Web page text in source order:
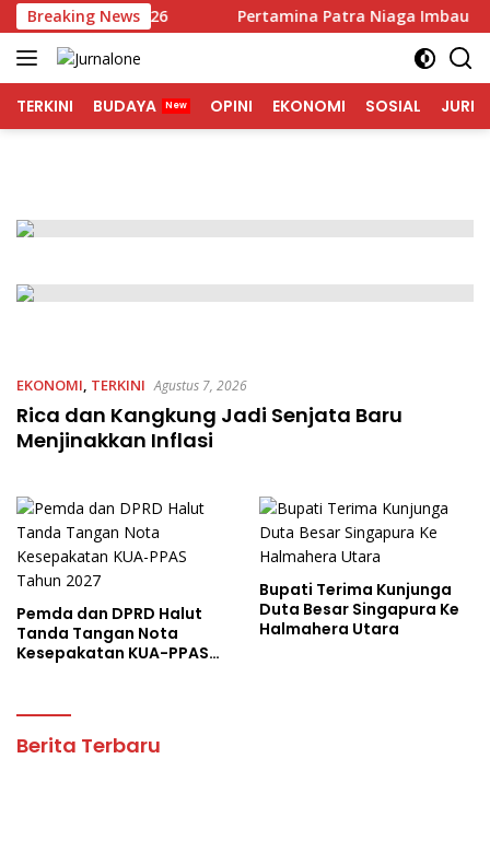
Langsung
ke
konten
Breaking News
ISRA 2026 Pertamina Patra Niaga Imbau
TERKINI BUDAYA OPINI EKONOMI SOSIAL
EKONOMI, TERKINI Agustus 7, 2026
Rica dan Kangkung Jadi Senjata Baru
Menjinakkan Inflasi
Pemda dan DPRD Halut
Tanda Tangan Nota
Kesepakatan KUA-PPAS
Bupati Terima Kunjunga
Duta Besar Singapura Ke
Halmahera Utara
Jurnalone
Berita Terbaru